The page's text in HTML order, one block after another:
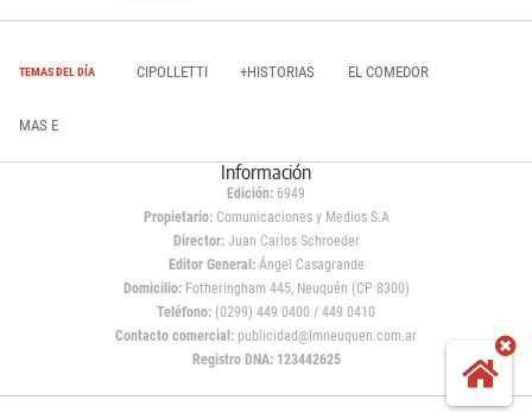
TEMAS DEL DÍA CIPOLLETTI +HISTORIAS EL COMEDOR
MAS E
Información
Edición: 6949
Propietario:Comunicaciones y Medios S.A
Director: Juan Carlos Schroeder
Editor General:Ángel Casagrande
Domicilio:Fotheringham 445, Neuquén (CP 8300)
Teléfono: (0299) 449 0400 / 449 0410
Contacto comercial: publicidad@lmneuquen.com.ar
Registro DNA: 123442625